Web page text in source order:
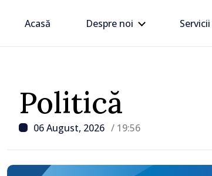
Acasă Despre noi Servicii
Politică
06 August, 2026 / 19:56